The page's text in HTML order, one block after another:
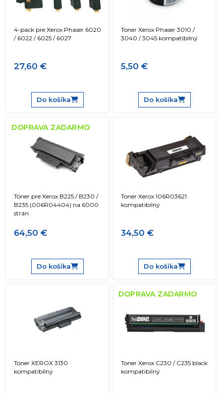
4-pack pre Xerox Phaser 6020
/ 6022 / 6025 / 6027
27,60 €
Do košíka
Toner Xerox Phaser 3010 /
3040 / 3045 kompatibilný
5,50 €
Do košíka
DOPRAVA ZADARMO
Toner pre Xerox B225 / B230 /
B235 (006R04404) na 6000
strán
64,50 €
Do košíka
Toner Xerox 106R03621
kompatibilný
34,50 €
Do košíka
Toner XEROX 3130
kompatibilný
DOPRAVA ZADARMO
Toner Xerox C230 / C235 black
kompatibilný